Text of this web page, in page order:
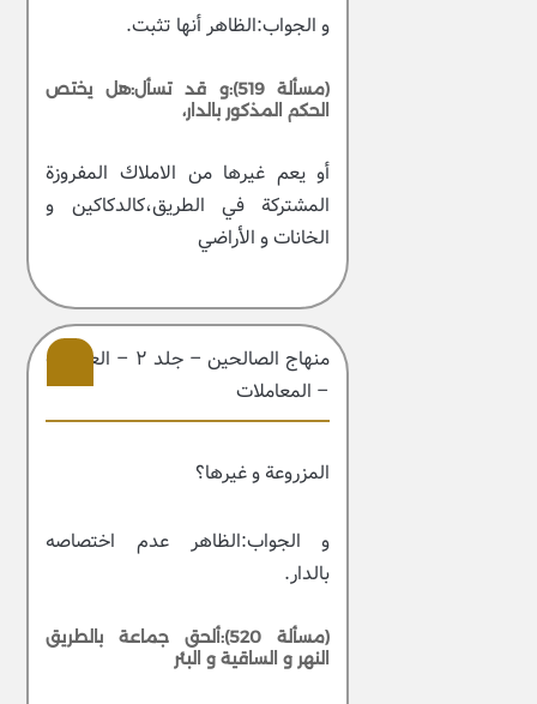
و الجواب:الظاهر أنها تثبت.
(مسألة 519):و قد تسأل:هل يختص
الحكم المذكور بالدار،
أو يعم غيرها من الاملاك المفروزة
المشتركة في الطريق،كالدكاكين و
الخانات و الأراضي
منهاج الصالحین – جلد ۲ – العبادات
– المعاملات
المزروعة و غيرها؟
و الجواب:الظاهر عدم اختصاصه
بالدار.
(مسألة 520):ألحق جماعة بالطريق
النهر و الساقية و البئر